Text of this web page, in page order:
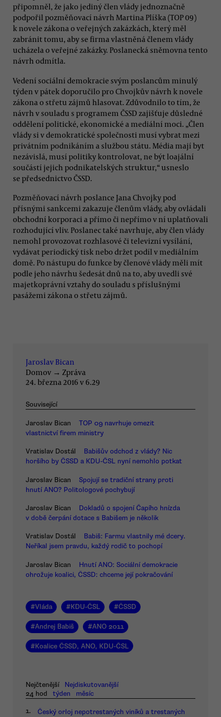
připomněl, že jako jediný člen vlády jednoznačně
podpořil pozměňovací návrh Martina Plíška (TOP 09)
k novele zákona o veřejných zakázkách, který měl
zabránit tomu, aby se firma vlastněná členem vlády
ucházela o veřejné zakázky. Poslanecká sněmovna tento
návrh odmítla.
Vedení sociální demokracie svým poslancům minulý
týden v pátek doporučilo pro Chvojkův návrh k novele
zákona o střetu zájmů hlasovat. Zdůvodnilo to tím, že
návrh v souladu s programem ČSSD zajišťuje důsledné
oddělení politické, ekonomické a mediální moci. „Člen
vlády si v demokratické společnosti musí vybrat mezi
privátním podnikáním a službou státu. Média mají byt
nezávislá, musí politiky kontrolovat, ne být loajální
součástí jejich podnikatelských struktur,“ usneslo
se předsednictvo ČSSD.
Pozměňovací návrh poslance Jana Chvojky pod
přísnými sankcemi zakazuje členům vlády, aby ovládali
obchodní korporaci a přímo či nepřímo v ní uplatňovali
rozhodující vliv. Poslanec také navrhuje, aby člen vlády
nemohl provozovat rozhlasové či televizní vysílání,
vydávat periodický tisk nebo držet podíl v mediálním
domě. Po nástupu do funkce by členové vlády měli mít
podle jeho návrhu šedesát dnů na to, aby uvedli své
majetkoprávní vztahy do souladu s příslušnými
pasážemi zákona o střetu zájmů.
Jaroslav Bican
Domov → Zpráva
24. března 2016 v 6.29
Související
Jaroslav Bican
TOP 09 navrhuje omezit
vlastnictví firem ministry
Vratislav Dostál
Babišův odchod z vlády? Nic
horšího by ČSSD a KDU-ČSL nyní nemohlo potkat
Jaroslav Bican
Spojují se tradiční strany proti
hnutí ANO? Politologové pochybují
Jaroslav Bican
Dokladů o spojení Čapího hnízda
v době čerpání dotace s Babišem je několik
Vratislav Dostál
Babiš: Farmu vlastnily mé dcery.
Neříkal jsem pravdu, každý rodič to pochopí
Jaroslav Bican
Hnutí ANO: Sociální demokracie
ohrožuje koalici, ČSSD: chceme její pokračování
#Vláda #KDU-ČSL #ČSSD
#Andrej Babiš #ANO 2011
#Koalice ČSSD, ANO, KDU-ČSL
Nejčtenější
Nejdiskutovanější
24 hod
týden měsíc
1.
Český orloj nepotrestaných viníků a trestaných